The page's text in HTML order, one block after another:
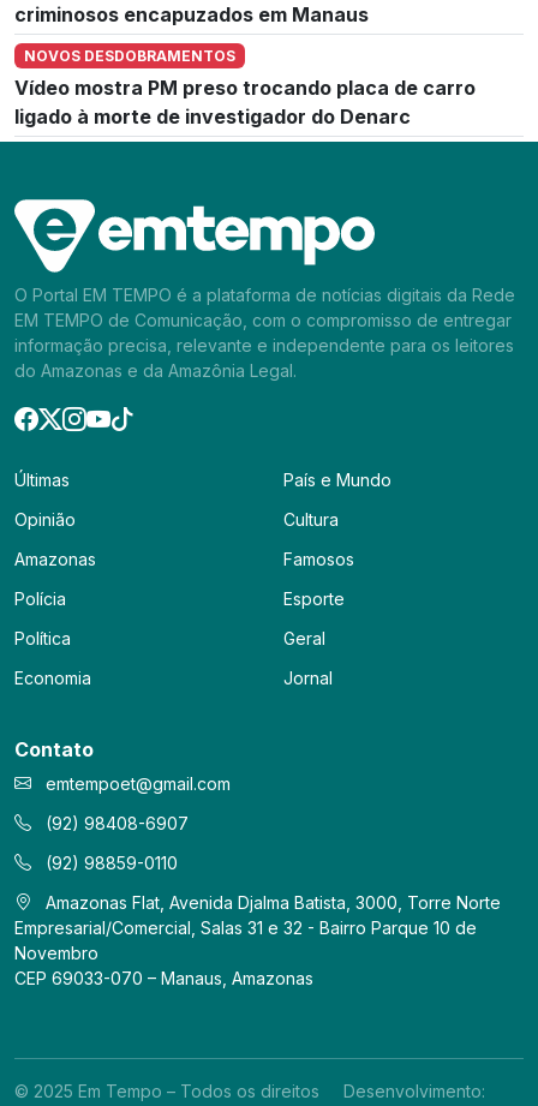
criminosos encapuzados em Manaus
NOVOS DESDOBRAMENTOS
Vídeo mostra PM preso trocando placa de carro
ligado à morte de investigador do Denarc
O Portal EM TEMPO é a plataforma de notícias digitais da Rede
EM TEMPO de Comunicação, com o compromisso de entregar
informação precisa, relevante e independente para os leitores
do Amazonas e da Amazônia Legal.
Últimas
Opinião
Amazonas
Polícia
Política
Economia
País e Mundo
Cultura
Famosos
Esporte
Geral
Jornal
Contato
emtempoet@gmail.com
(92) 98408-6907
(92) 98859-0110
Amazonas Flat, Avenida Djalma Batista, 3000, Torre Norte
Empresarial/Comercial, Salas 31 e 32 - Bairro Parque 10 de
Novembro
CEP 69033-070 – Manaus, Amazonas
© 2025 Em Tempo – Todos os direitos
Desenvolvimento: